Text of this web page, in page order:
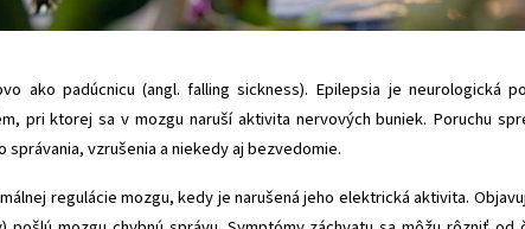
ako padúcnicu (angl. falling sickness). Epilepsia je neurologická
pri ktorej sa v mozgu naruší aktivita nervových buniek. Poruchu
vzrušenia a niekedy aj bezvedomie.
regulácie mozgu, kedy je narušená jeho elektrická aktivita.